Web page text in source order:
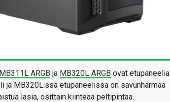
ARGB ja MB320L ARGB ovat etupaneelia
MB320L:ssä etupaneelissa on savunharmaa
lasia, osittain kiinteää peltipintaa.